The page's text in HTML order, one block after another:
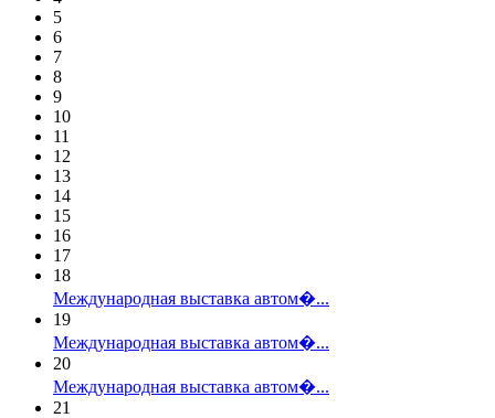
5
6
7
8
9
10
11
12
13
14
15
16
17
18
Международная выставка автом�...
19
Международная выставка автом�...
20
Международная выставка автом�...
21